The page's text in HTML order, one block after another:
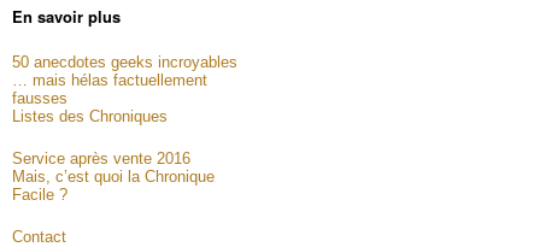
En savoir plus
50 anecdotes geeks incroyables
… mais hélas factuellement
fausses
Listes des Chroniques
Service après vente 2016
Mais, c’est quoi la Chronique
Facile ?
Contact